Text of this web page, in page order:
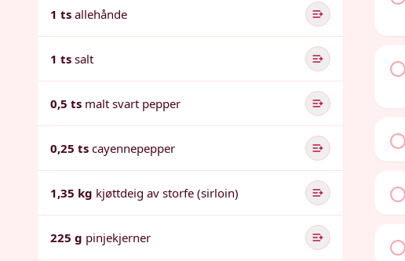
1 ts allehånde
1 ts salt
0,5 ts malt svart pepper
0,25 ts cayennepepper
1,35 kg kjøttdeig av storfe (sirloin)
225 g pinjekjerner